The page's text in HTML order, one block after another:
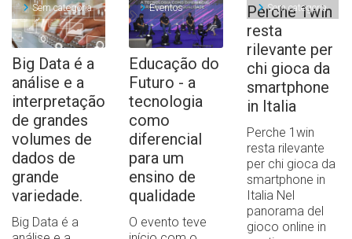
Sem categoria
Big Data é a
análise e a
interpretação
de grandes
volumes de
dados de
grande
variedade.
Big Data é a
Eventos
Educação do
Futuro - a
tecnologia
como
diferencial
para um
ensino de
qualidade
O evento teve
Sem categoria
Perche 1win
resta
rilevante per
chi gioca da
smartphone
in Italia
Perche 1win
resta rilevante
per chi gioca da
smartphone in
Italia Nel
panorama del
gioco online in